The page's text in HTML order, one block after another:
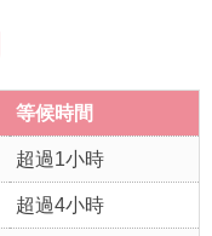
等候時間
超過1小時
超過4小時